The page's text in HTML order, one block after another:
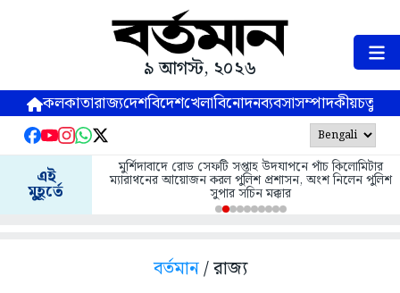
৯ আগস্ট, ২০২৬
কলকাতারাজ্যদেশবিদেশখেলাবিনোদনব্যবসাসম্পাদকীয়
এই
মুহূর্তে
মুর্শিদাবাদে রোড সেফটি সপ্তাহ উদযাপনে পাঁচ কিলোমিটার
ম্যারাথনের আয়োজন করল পুলিশ প্রশাসন, অংশ নিলেন পুলিশ
সুপার সচিন মক্কার
বর্তমান/ রাজ্য